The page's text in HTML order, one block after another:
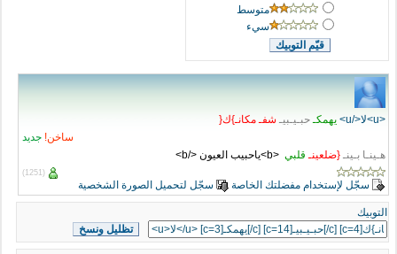
متوسط
سيء
<u>لا</u> يهمكـ حبـيـبيـ شفـ مكانـ}ك{
ساخن! جديد
هـينـا بـينـ {ضلعينـ قلبي <b>ياحبيب العيون </b>
(1251)
سجّل لإستخدام مفضلتك الخاصة سجّل لتحميل الصورة الشخصية
التوبيك